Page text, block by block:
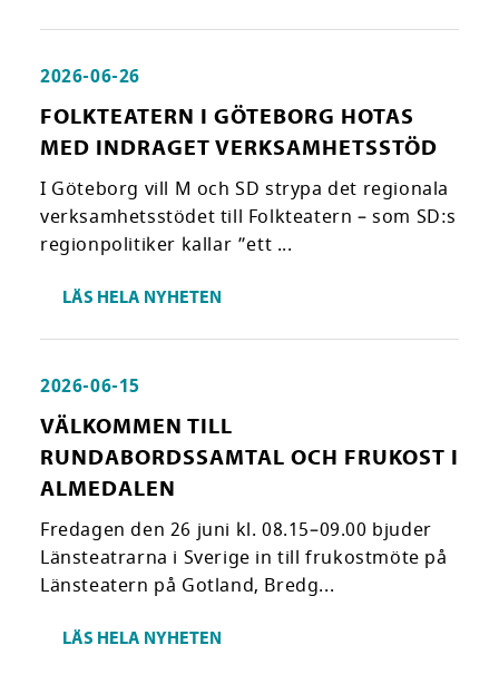
2026-06-26
FOLKTEATERN I GÖTEBORG HOTAS
MED INDRAGET VERKSAMHETSSTÖD
I Göteborg vill M och SD strypa det regionala
verksamhetsstödet till Folkteatern – som SD:s
regionpolitiker kallar ”ett ...
LÄS HELA NYHETEN
2026-06-15
VÄLKOMMEN TILL
RUNDABORDSSAMTAL OCH FRUKOST I
ALMEDALEN
Fredagen den 26 juni kl. 08.15–09.00 bjuder
Länsteatrarna i Sverige in till frukostmöte på
Länsteatern på Gotland, Bredg...
LÄS HELA NYHETEN